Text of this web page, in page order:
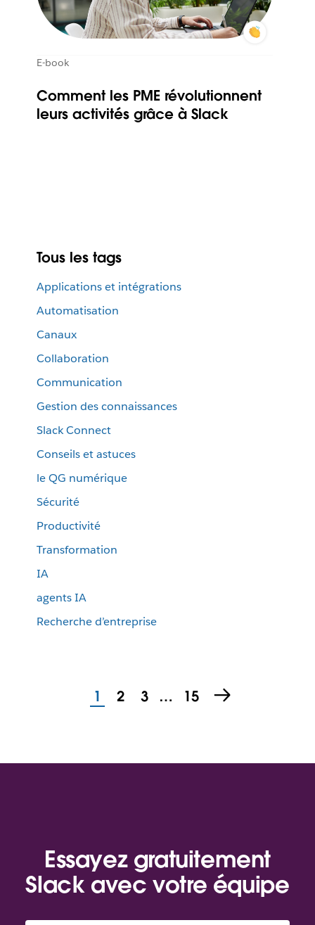
E-book
Comment les PME révolutionnent
leurs activités grâce à Slack
Tous les tags
Applications et intégrations
Automatisation
Canaux
Collaboration
Communication
Gestion des connaissances
Slack Connect
Conseils et astuces
le QG numérique
Sécurité
Productivité
Transformation
IA
agents IA
Recherche d’entreprise
1 2 3 … 15
Essayez gratuitement
Slack avec votre équipe